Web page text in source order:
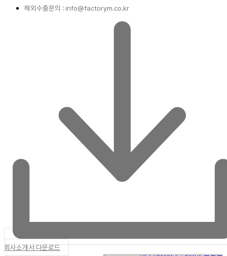
해외수출문의 : info@factorym.co.kr
회사소개서 다운로드